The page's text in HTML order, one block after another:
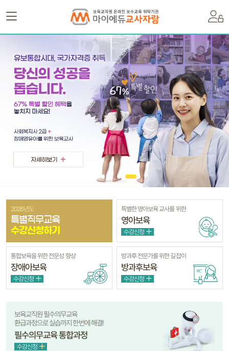
2026년도
특별직무교육
수강신청하기
특별한 영아보육 교사를 위한
영아보육
수강신청
통합보육을 위한 전문성 향상
장애아보육
수강신청
방과후 전문가를 위한 길잡이
방과후보육
수강신청
보육교직원 필수의무교육
환급과정으로 실습까지 한번에 해결!
필수의무교육 통합과정
수강신청